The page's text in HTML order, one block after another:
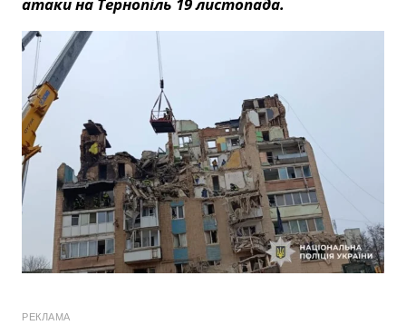
РЕКЛАМА